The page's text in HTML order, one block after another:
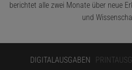
berichtet alle zwei Monate über neue
und
DIGITALAUSGABEN